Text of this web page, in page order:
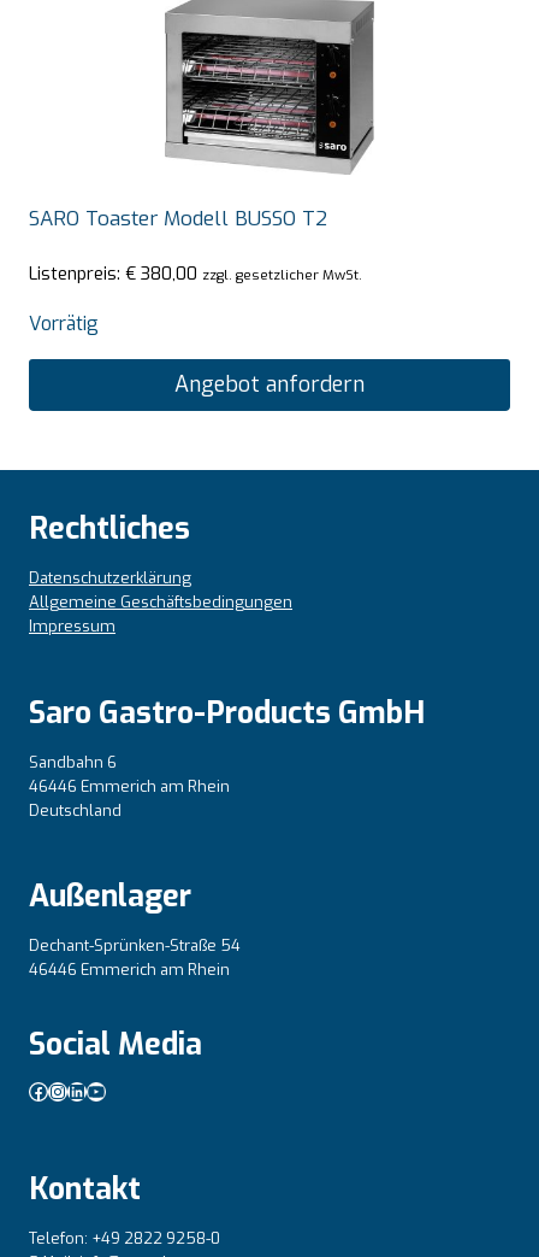
SARO Toaster Modell BUSSO T2
Listenpreis: € 380,00 zzgl. gesetzlicher MwSt.
Vorrätig
Angebot anfordern
Rechtliches
Datenschutzerklärung
Allgemeine Geschäftsbedingungen
Impressum
Saro Gastro-Products GmbH
Sandbahn 6
46446 Emmerich am Rhein
Deutschland
Außenlager
Dechant-Sprünken-Straße 54
46446 Emmerich am Rhein
Social Media
Facebook
Instagram
LinkedIn
YouTube
Kontakt
Telefon: +49 2822 9258-0